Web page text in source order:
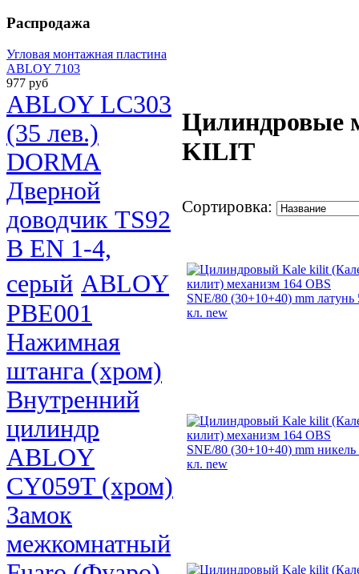
Распродажа
Угловая монтажная пластина
ABLOY 7103
977 руб
Цилиндровые
KILIT
Сортировка:
ABLOY LC303
(35 лев.)
DORMA
Дверной
доводчик TS92
B EN 1-4,
серый ABLOY
PBE001
Нажимная
штанга (хром)
Внутренний
цилиндр
ABLOY
CY059T (хром)
Замок
межкомнатный